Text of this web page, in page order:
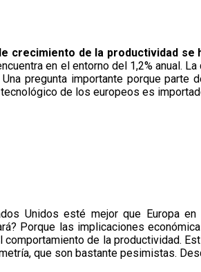
crecimiento de la productividad se
en el entorno del 1,2% anual.
pregunta importante porque
de los europeos es
Unidos esté mejor que Europa
Porque las implicaciones
de la productividad.
que son bastante pesimistas.